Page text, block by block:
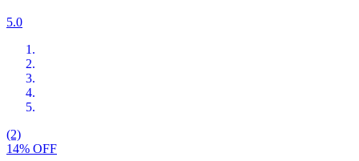
5.0
(2)
14% OFF